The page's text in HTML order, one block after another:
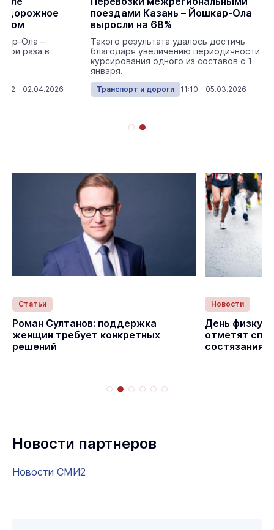
Ола –
три раза в
02.04.2026
поездами Казань – Йошкар-Ола
выросли на 68%
Такого результата удалось достичь
благодаря увеличению периодичности
курсирования одного из составов с 1
января.
Транспорт и дороги 11:10 05.03.2026
Статьи
Роман Султанов: поддержка
женщин требует конкретных
решений
Новости
День
отметят
Новости партнеров
Новости СМИ2